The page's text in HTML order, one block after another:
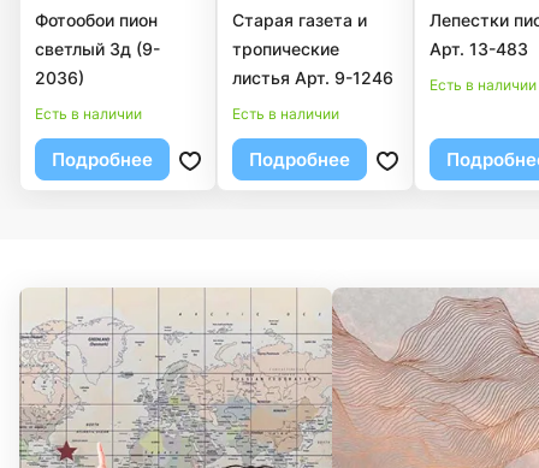
Фотообои пион
светлый 3д (9-
2036)
Есть в наличии
Подробнее
Старая газета и
тропические
листья Арт. 9-1246
Есть в наличии
Подробнее
Лепестки
Арт. 13-483
Есть в наличии